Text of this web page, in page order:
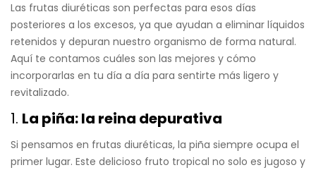
Las frutas diuréticas son perfectas para esos días
posteriores a los excesos, ya que ayudan a eliminar líquidos
retenidos y depuran nuestro organismo de forma natural.
Aquí te contamos cuáles son las mejores y cómo
incorporarlas en tu día a día para sentirte más ligero y
revitalizado.
1. La piña: la reina depurativa
Si pensamos en frutas diuréticas, la piña siempre ocupa el
primer lugar. Este delicioso fruto tropical no solo es jugoso y